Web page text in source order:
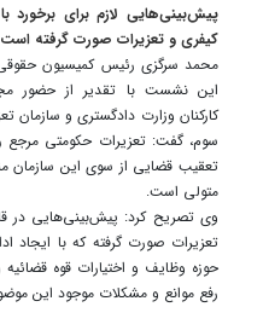
پیش‌بینی‌هایی لازم برای برخورد
کیفری و تعزیرات صورت گرفته است
محمد سرگزی رئیس کمیسیون
این نشست با تقدیر از حضور
کارکنان وزارت دادگستری و
سوم، گفت: تعزیرات حکومتی
تعقیب قضایی از سوی این سازمان
متولی است.
وی تصریح کرد: پیش‌بینی‌هایی در
تعزیرات صورت گرفته که با ایجاد
حوزه وظایف و اختیارات قوه قضائیه
رفع موانع و مشکلات موجود این